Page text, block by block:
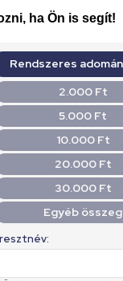
ha Ön is segít!